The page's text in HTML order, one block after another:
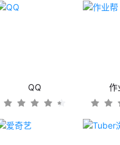
QQ 作